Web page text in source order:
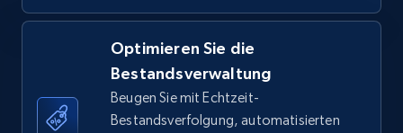
668+ Jetzt anfangen
Optimieren Sie die
Bestandsverwaltung
Beugen Sie mit Echtzeit-
Bestandsverfolgung, automatisierten